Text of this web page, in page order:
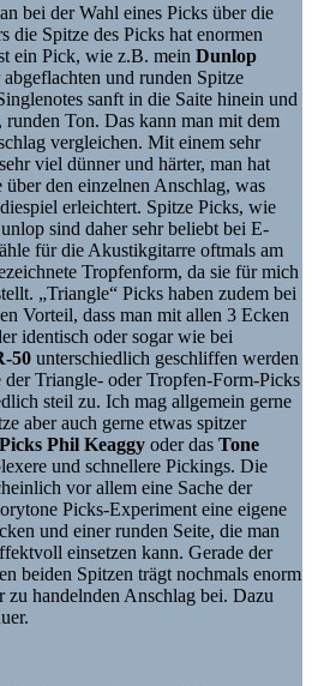
bei der Wahl eines Picks über die
die Spitze des Picks hat enormen
ein Pick, wie z.B. mein Dunlop
und runden Spitze
sanft in die Saite hinein und
Ton. Das kann man mit dem
vergleichen. Mit einem sehr
viel dünner und härter, man hat
den einzelnen Anschlag, was
erleichtert. Spitze Picks, wie
sind daher sehr beliebt bei E-
für die Akustikgitarre oftmals am
Tropfenform, da sie für mich
„Triangle“ Picks haben zudem bei
Vorteil, dass man mit allen 3 Ecken
identisch oder sogar wie bei
50 unterschiedlich geschliffen werden
Triangle- oder Tropfen-Form-Picks
steil zu. Ich mag allgemein gerne
aber auch gerne etwas spitzer
Phil Keaggy oder das Tone
und schnellere Pickings. Die
vor allem eine Sache der
Picks-Experiment eine eigene
und einer runden Seite, die man
einsetzen kann. Gerade der
beiden Spitzen trägt nochmals enorm
zu handelnden Anschlag bei. Dazu